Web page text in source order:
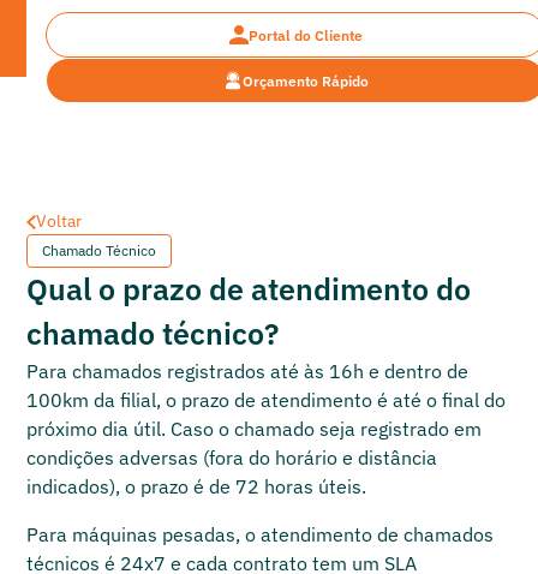
Orçamento Rápido
Portal do Cliente
Voltar
Chamado Técnico
Qual o prazo de atendimento do
chamado técnico?
Para chamados registrados até às 16h e dentro de
100km da filial, o prazo de atendimento é até o final do
próximo dia útil. Caso o chamado seja registrado em
condições adversas (fora do horário e distância
indicados), o prazo é de 72 horas úteis.
Para máquinas pesadas, o atendimento de chamados
técnicos é 24x7 e cada contrato tem um SLA